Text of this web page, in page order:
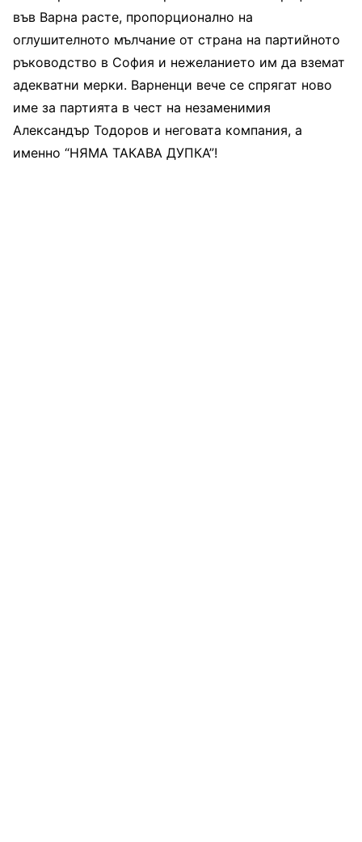
във Варна расте, пропорционално на
оглушителното мълчание от страна на партийното
ръководство в София и нежеланието им да вземат
адекватни мерки. Варненци вече се спрягат ново
име за партията в чест на незаменимия
Александър Тодоров и неговата компания, а
именно “НЯМА ТАКАВА ДУПКА”!